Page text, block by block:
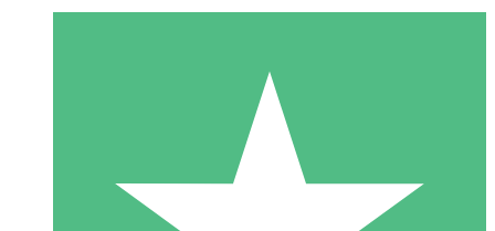
Paquetes de Créditos Individuales
Paga según el uso con créditos de descarga. Sin compromiso